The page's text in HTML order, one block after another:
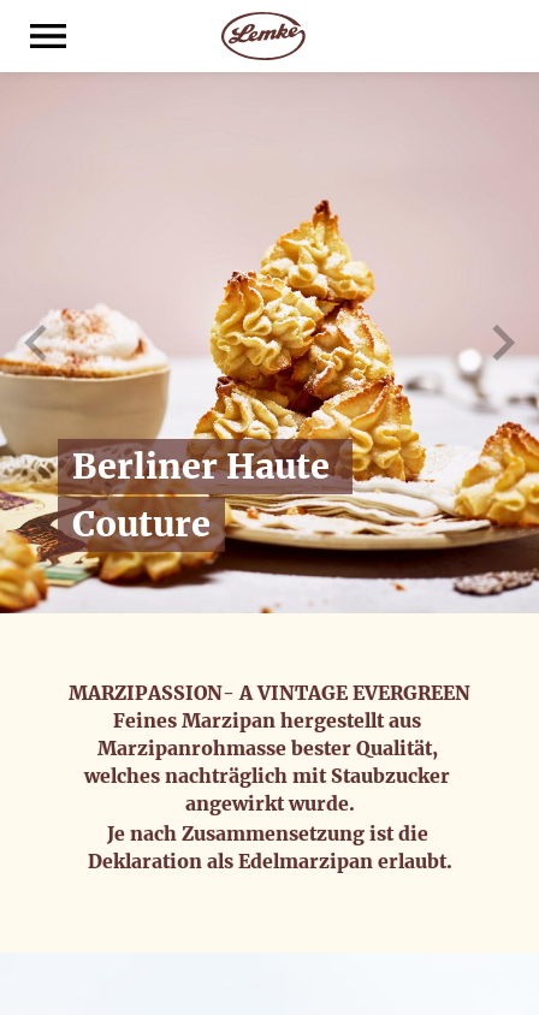
ÜBER UNS
KNOW HOW
KARRIERE
DOWNLOADS
KONTAKT
Berliner Haute
Couture
MARZIPASSION- A VINTAGE EVERGREEN
Feines Marzipan hergestellt aus
Marzipanrohmasse bester Qualität,
welches nachträglich mit Staubzucker
angewirkt wurde.
Je nach Zusammensetzung ist die
Deklaration als Edelmarzipan erlaubt.